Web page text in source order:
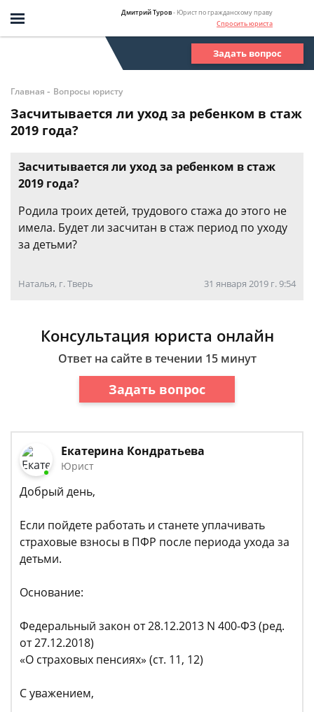
Дмитрий Туров- Юрист по гражданскому праву
Спросить юриста
Задать вопрос
Главная - Вопросы юристу
Засчитывается ли уход за ребенком в стаж
2019 года?
Засчитывается ли уход за ребенком в стаж
2019 года?
Родила троих детей, трудового стажа до этого не
имела. Будет ли засчитан в стаж период по уходу
за детьми?
Наталья, г. Тверь 31 января 2019 г. 9:54
Консультация юриста онлайн
Ответ на сайте в течении 15 минут
Задать вопрос
Екатерина Кондратьева
Юрист
Добрый день,
Если пойдете работать и станете уплачивать
страховые взносы в ПФР после периода ухода за
детьми.
Основание:
Федеральный закон от 28.12.2013 N 400-ФЗ (ред.
от 27.12.2018)
«О страховых пенсиях» (ст. 11, 12)
С уважением,